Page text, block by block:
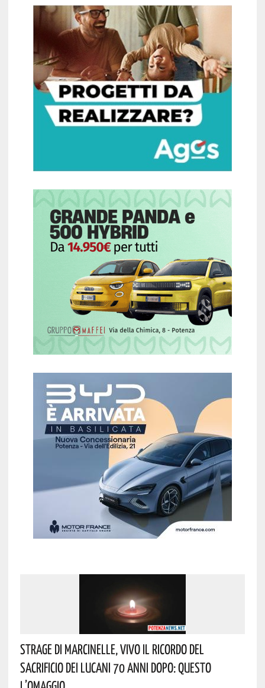
Strage Di Marcinelle, Vivo Il Ricordo Del
Sacrificio Dei Lucani 70 Anni Dopo: Questo